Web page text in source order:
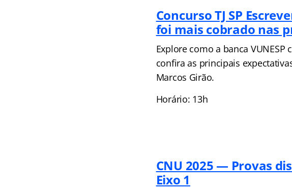
Concurso TJ SP
foi mais cobrado nas
Explore como a banca
confira as principais
Marcos Girão.
Horário: 13h
CNU 2025 — Provas
Eixo 1